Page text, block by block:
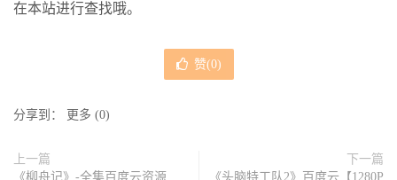
在本站进行查找哦。
赞(0)
分享到： 更多 (0)
上一篇
《柳舟记》-全集百度云资源
下一篇
《头脑特工队2》百度云【1280P